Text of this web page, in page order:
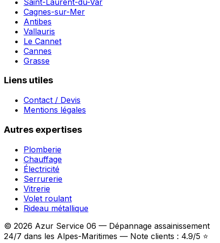
Cagnes-sur-Mer
Antibes
Vallauris
Le Cannet
Cannes
Grasse
Liens utiles
Contact / Devis
Mentions légales
Autres expertises
Plomberie
Chauffage
Électricité
Serrurerie
Vitrerie
Volet roulant
Rideau métallique
© 2026 Azur Service 06 — Dépannage assainissement
24/7 dans les Alpes-Maritimes — Note clients : 4.9/5 ⭐